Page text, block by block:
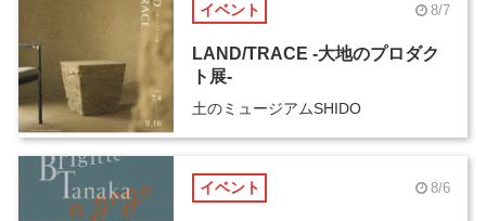
イベント 8/7
LAND/TRACE -大地のプロダク
ト展-
土のミュージアムSHIDO
イベント 8/6